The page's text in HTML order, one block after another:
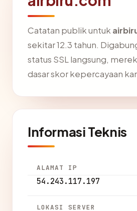
Catatan publik untuk
sekitar 12.3 tahun.
status SSL langsung,
dasar skor kepercayaan
Informasi Teknis
ALAMAT IP
54.243.117.197
LOKASI SERVER